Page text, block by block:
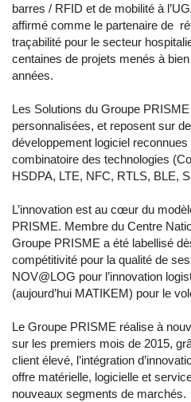
barres / RFID et de mobilité à
affirmé comme le partenaire de
traçabilité pour le secteur
centaines de projets menés à
années.
Les Solutions du Groupe
personnalisées, et reposent sur
développement logiciel reconnues
combinatoire des technologies
HSDPA, LTE, NFC, RTLS, BLE,
L’innovation est au cœur du
PRISME. Membre du Centre
Groupe PRISME a été labellisé
compétitivité pour la qualité de
NOV@LOG pour l’innovation
(aujourd’hui MATIKEM) pour le
Le Groupe PRISME réalise à
sur les premiers mois de 2015,
client élevé, l’intégration
offre matérielle, logicielle et
nouveaux segments de marchés.